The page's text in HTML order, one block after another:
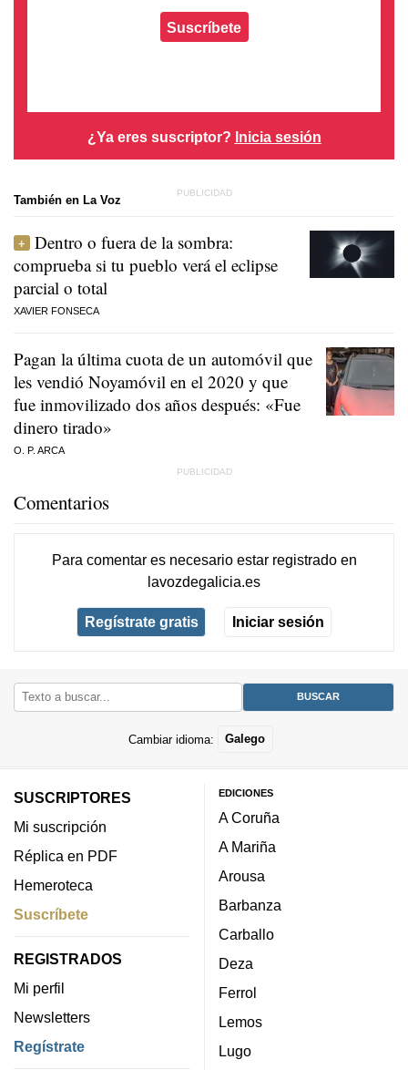
Suscríbete
¿Ya eres suscriptor? Inicia sesión
También en La Voz
Dentro o fuera de la sombra:
comprueba si tu pueblo verá el eclipse
parcial o total
XAVIER FONSECA
Pagan la última cuota de un automóvil que
les vendió Noyamóvil en el 2020 y que
fue inmovilizado dos años después: «Fue
dinero tirado»
O. P. ARCA
Comentarios
Para comentar es necesario estar registradoen
lavozdegalicia.es
Regístrate gratis Iniciar sesión
Cambiar idioma: Galego
SUSCRIPTORES
Mi suscripción
Réplica en PDF
Hemeroteca
Suscríbete
REGISTRADOS
Mi perfil
Newsletters
Regístrate
EDICIONES
A Coruña
A Mariña
Arousa
Barbanza
Carballo
Deza
Ferrol
Lemos
Lugo